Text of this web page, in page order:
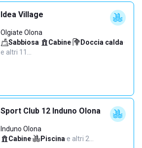
Idea Village
Olgiate Olona
Sabbiosa· Cabine· Doccia calda·
e altri 11…
Sport Club 12 Induno Olona
Induno Olona
Cabine· Piscina·e altri 2…